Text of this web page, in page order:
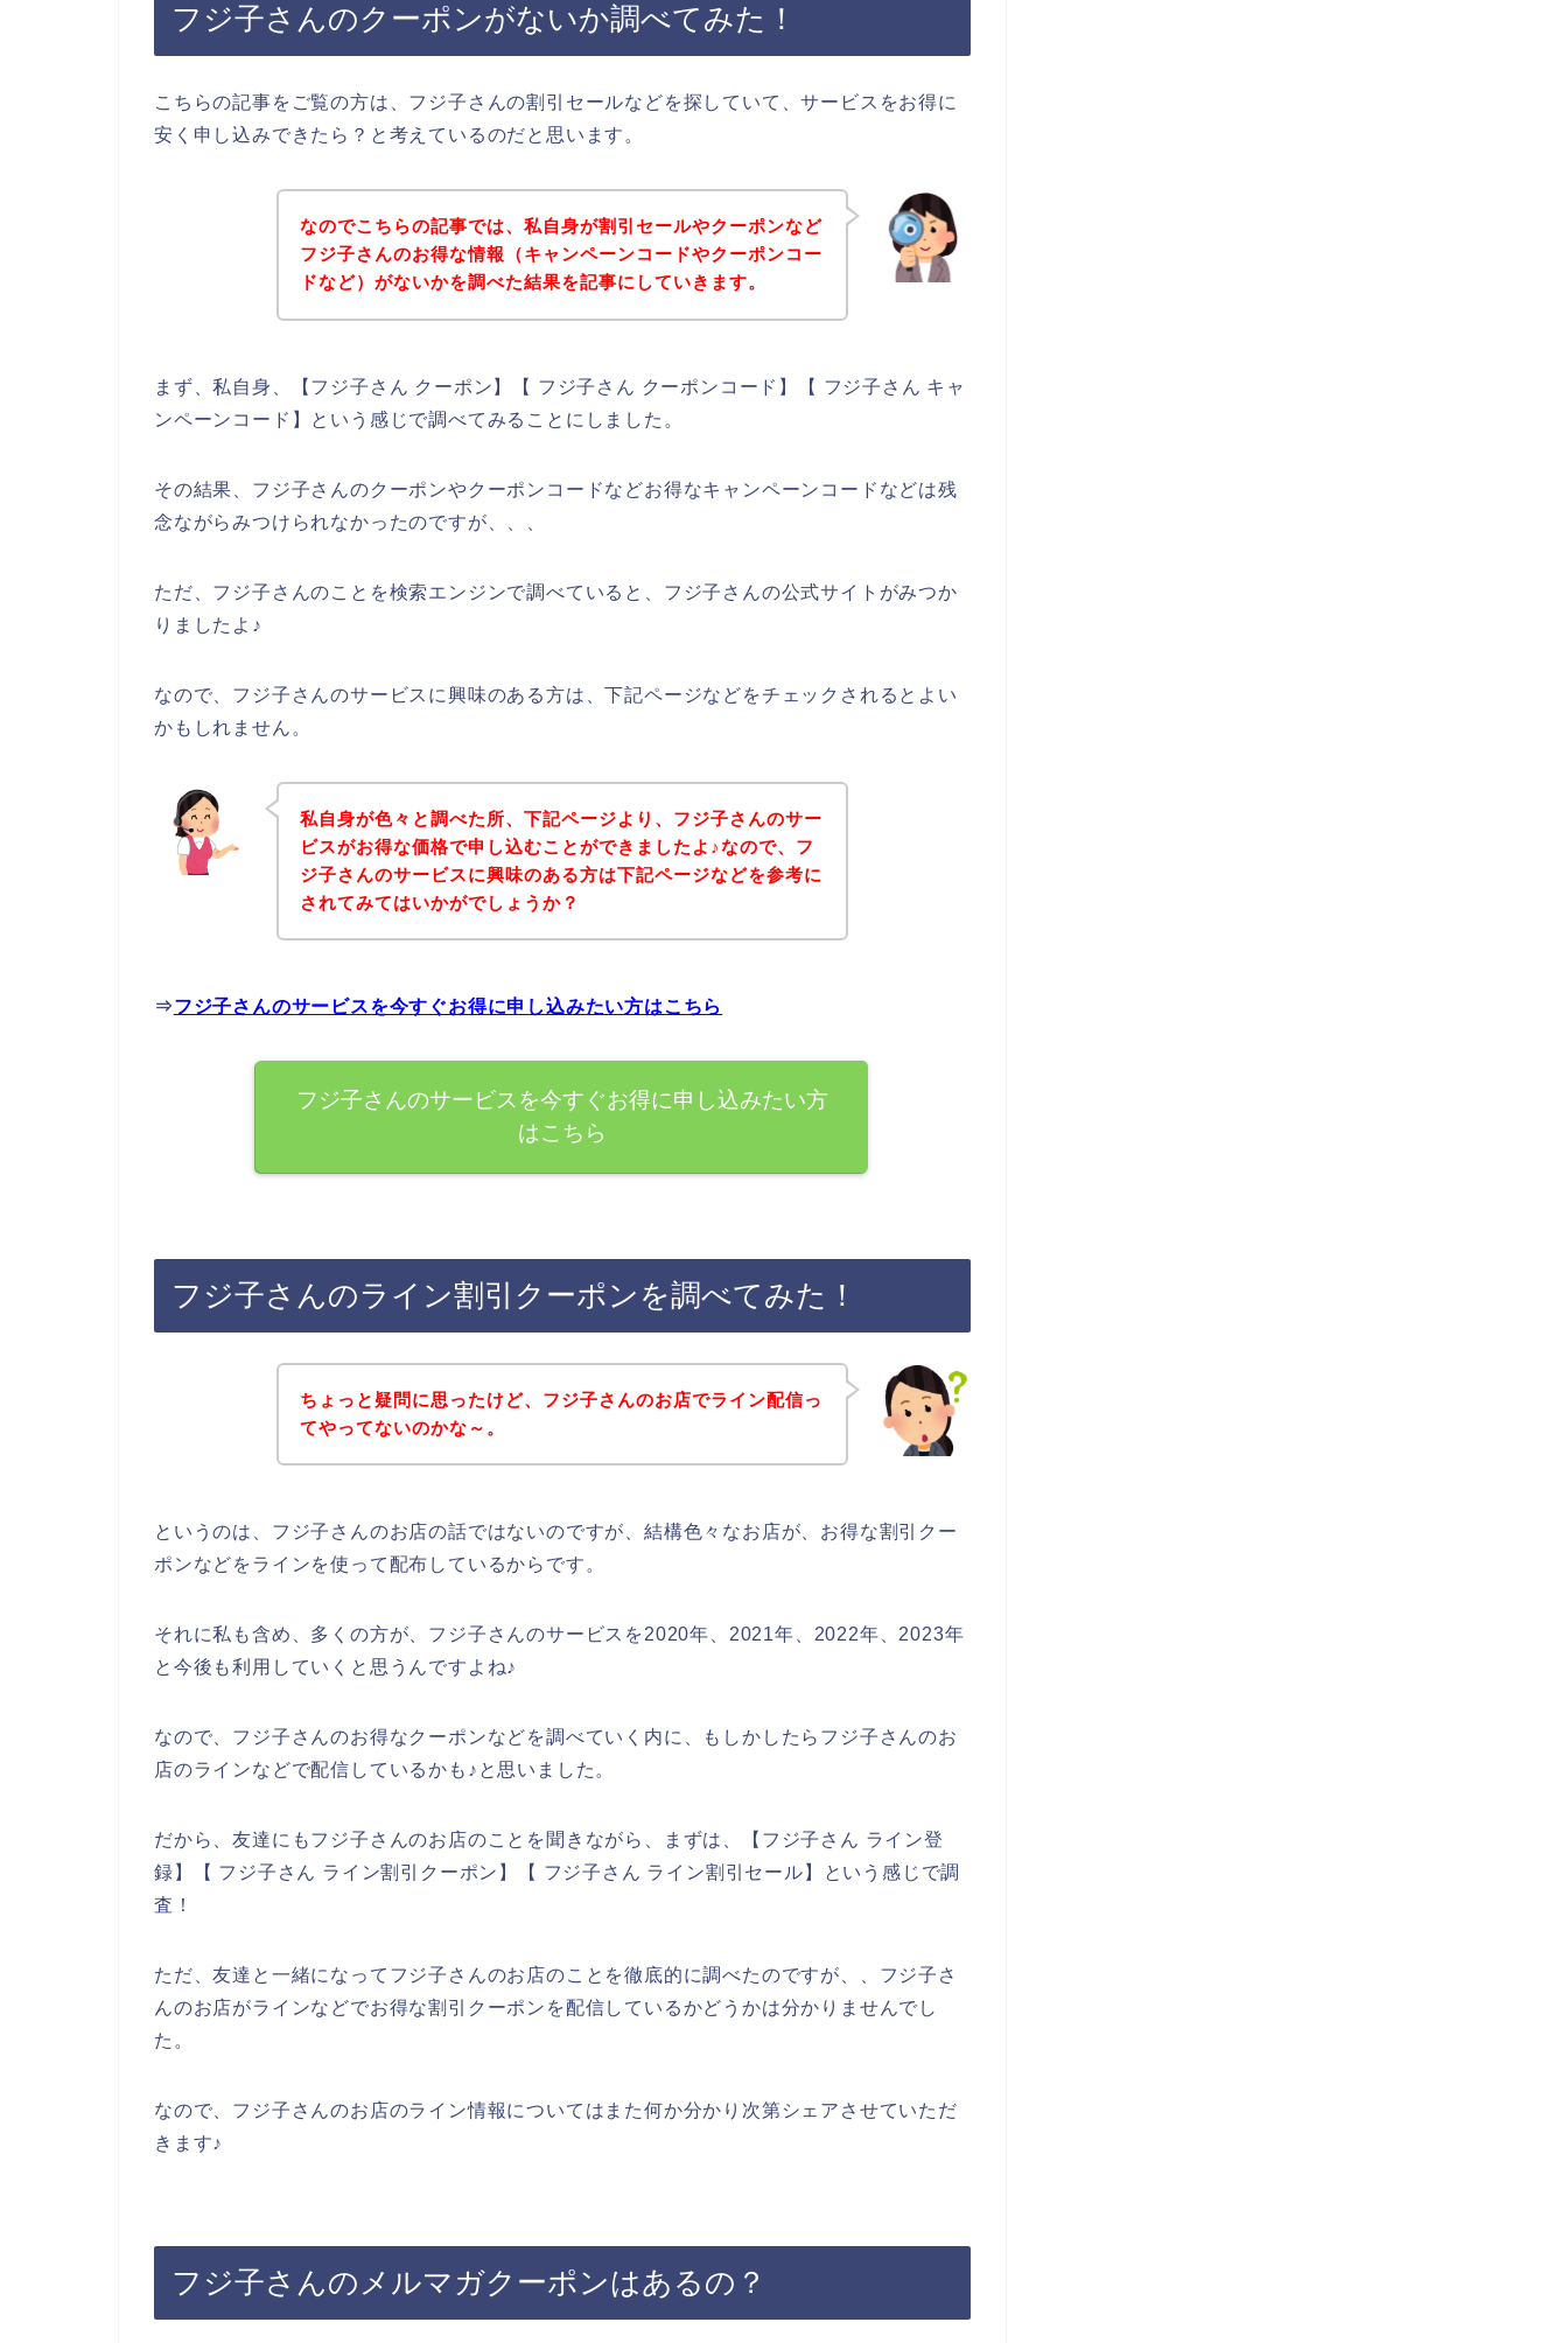
フジ子さんのクーポンがないか調べてみた！
こちらの記事をご覧の方は、フジ子さんの割引セールなどを探していて、サービスをお得に
安く申し込みできたら？と考えているのだと思います。
なのでこちらの記事では、私自身が割引セールやクーポンなど
フジ子さんのお得な情報（キャンペーンコードやクーポンコー
ドなど）がないかを調べた結果を記事にしていきます。
まず、私自身、【フジ子さん クーポン】【 フジ子さん クーポンコード】【 フジ子さん キャ
ンペーンコード】という感じで調べてみることにしました。
その結果、フジ子さんのクーポンやクーポンコードなどお得なキャンペーンコードなどは残
念ながらみつけられなかったのですが、、、
ただ、フジ子さんのことを検索エンジンで調べていると、フジ子さんの公式サイトがみつか
りましたよ♪
なので、フジ子さんのサービスに興味のある方は、下記ページなどをチェックされるとよい
かもしれません。
私自身が色々と調べた所、下記ページより、フジ子さんのサー
ビスがお得な価格で申し込むことができましたよ♪なので、フ
ジ子さんのサービスに興味のある方は下記ページなどを参考に
されてみてはいかがでしょうか？
⇒フジ子さんのサービスを今すぐお得に申し込みたい方はこちら
フジ子さんのサービスを今すぐお得に申し込みたい方
はこちら
フジ子さんのライン割引クーポンを調べてみた！
ちょっと疑問に思ったけど、フジ子さんのお店でライン配信っ
てやってないのかな～。
というのは、フジ子さんのお店の話ではないのですが、結構色々なお店が、お得な割引クー
ポンなどをラインを使って配布しているからです。
それに私も含め、多くの方が、フジ子さんのサービスを2020年、2021年、2022年、2023年
と今後も利用していくと思うんですよね♪
なので、フジ子さんのお得なクーポンなどを調べていく内に、もしかしたらフジ子さんのお
店のラインなどで配信しているかも♪と思いました。
だから、友達にもフジ子さんのお店のことを聞きながら、まずは、【フジ子さん ライン登
録】【 フジ子さん ライン割引クーポン】【 フジ子さん ライン割引セール】という感じで調
査！
ただ、友達と一緒になってフジ子さんのお店のことを徹底的に調べたのですが、、フジ子さ
んのお店がラインなどでお得な割引クーポンを配信しているかどうかは分かりませんでし
た。
なので、フジ子さんのお店のライン情報についてはまた何か分かり次第シェアさせていただ
きます♪
フジ子さんのメルマガクーポンはあるの？